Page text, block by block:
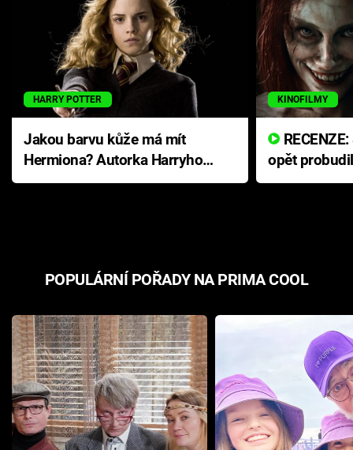
HARRY POTTER
Jakou barvu kůže má mít
Hermiona? Autorka Harryho
Pottera přišla s ráznou
KINOFILMY
opět
přichází s
POPULÁRNÍ POŘADY NA PRIMA COOL